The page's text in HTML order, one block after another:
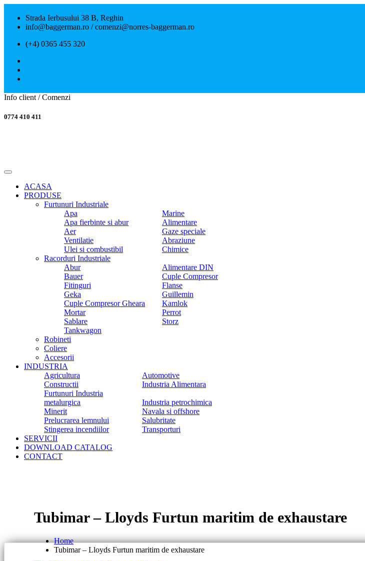
Strada Ierbusului 38 B, Reghin
info@baggerman.ro / comenzi@norres-baggerman.ro
(+4) 0365 455 320
Info client / Comenzi
0774 410 411
ACASA
PRODUSE
Furtunuri Industriale
Apa
Marine
Apa fierbinte si abur
Alimentare
Aer
Gaze speciale
Ventilatie
Abraziune
Ulei si combustibil
Chimice
Racorduri Industriale
Abur
Alimentare DIN
Bauer
Cuple Compresor
Fitinguri
Flanse
Geka
Guillemin
Cuple Compresor Gheara
Kamlok
Mortar
Perrot
Sablare
Storz
Tankwagon
Robineti
Coliere
Accesorii
INDUSTRIA
Agricultura
Automotive
Constructii
Industria Alimentara
Furtunuri Industria
metalurgica
Industria petrochimica
Minerit
Navala si offshore
Prelucrarea lemnului
Salubritate
Stingerea incendiilor
Transporturi
SERVICII
DOWNLOAD CATALOG
CONTACT
Tubimar – Lloyds Furtun maritim de exhaustare
Home
Tubimar – Lloyds Furtun maritim de exhaustare